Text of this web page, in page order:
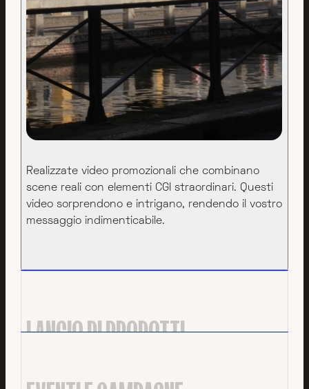
Realizzate video promozionali che combinano
scene reali con elementi CGI straordinari. Questi
video sorprendono e intrigano, rendendo il vostro
messaggio indimenticabile.
LANCIO DI PRODOTTI